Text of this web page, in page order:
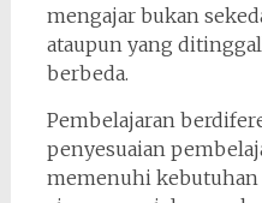
mengajar bukan
ataupun yang
berbeda.
Pembelajaran
penyesuaian
memenuhi